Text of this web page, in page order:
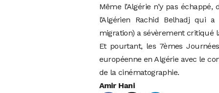
Même l’Algérie n’y pas
l’Algérien Rachid Belhadj qui
migration) a sévèrement critiqué
Et pourtant, les 7èmes
européenne en Algérie avec le
de la cinématographie.
Amir Hani